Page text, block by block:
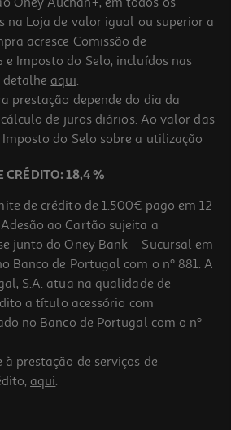
na Loja de valor igual ou superior a
acresce Comissão de
e Imposto do Selo, incluídos nas
detalhe aqui.
prestação depende do dia da
de juros diários. Ao valor das
Imposto do Selo sobre a utilização
CRÉDITO: 18,4 %
de crédito de 1.500€ pago em 12
Adesão ao Cartão sujeita a
junto do Oney Bank – Sucursal em
Banco de Portugal com o nº 881. A
S.A. atua na qualidade de
a título acessório com
no Banco de Portugal com o nº
prestação de serviços de
aqui.